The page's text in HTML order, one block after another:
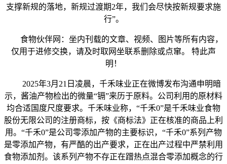
支撑新规的落地，新规过渡期2年，我们会尽快按新规要求施
行”。
食物伙伴网：坐内刊载的文章、视频、图片等所有内容，
仅用于进修交换，请及时取网坐联系删除或点窜。 特此声
明！
2025年3月21日凌晨，千禾味业正在微博发布沟通申明暗
示，酱油产物检出的微量“镉”来历于原料。公司利用的原材料
均合适国度尺度要求。千禾味业称，“千禾0”是千禾味业食物
股份无限公司的注册商标，按《商标法》正在核准的商品上利
用。“千禾0”是公司零添加产物的主要标识，“千禾0”系列产物
是零添加产物，有严酷的出产要求，正在出产过程中严禁利用
食物添加剂。该系列产物不存正在蹭热点混合零添加概念的行